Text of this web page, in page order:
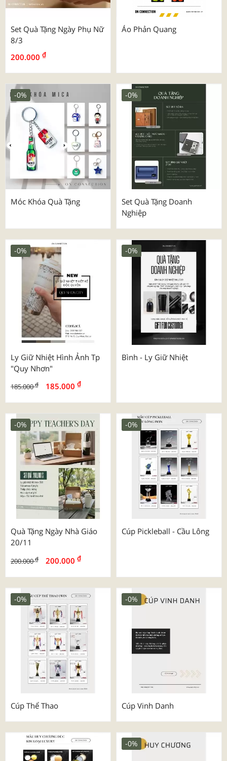
Set Quà Tặng Ngày Phụ Nữ
8/3
200.000 ₫
Áo Phản Quang
Móc Khóa Quà Tặng
-0%
Set Quà Tặng Doanh
Nghiệp
-0%
Ly Giữ Nhiệt Hình Ảnh Tp
"quy Nhơn"
185.000₫ 185.000 ₫
-0%
Bình - Ly Giữ Nhiệt
-0%
Quà Tặng Ngày Nhà Giáo
20/11
200.000₫ 200.000 ₫
-0%
Cúp Pickleball - Cầu Lông
-0%
Cúp Thể Thao
-0%
Cúp Vinh Danh
-0%
-0%